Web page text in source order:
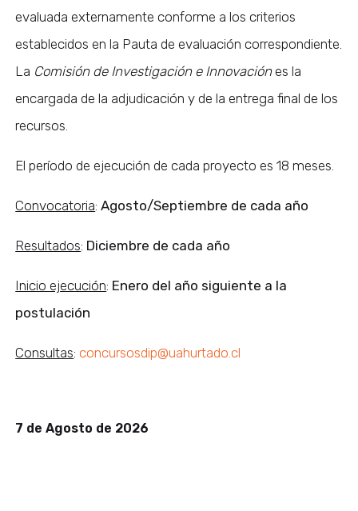
evaluada externamente conforme a los criterios
establecidos en la Pauta de evaluación correspondiente.
La Comisión de Investigación e Innovaciónes la
encargada de la adjudicación y de la entrega final de los
recursos.
El período de ejecución de cada proyecto es 18 meses.
Convocatoria:Agosto/Septiembre de cada año
Resultados: Diciembre de cada año
Inicio ejecución: Enero del año siguiente a la
postulación
Consultas:concursosdip@uahurtado.cl
7 de Agosto de 2026